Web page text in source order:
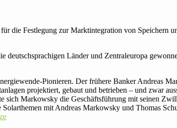
die Festlegung zur Marktintegration von
deutschsprachigen Länder und Zentraleuropa
Pionieren. Der frühere Banker Andreas
projektiert, gebaut und betrieben – und zwar
sich Markowsky die Geschäftsführung mit seinen
mit Andreas Markowsky und Thomas